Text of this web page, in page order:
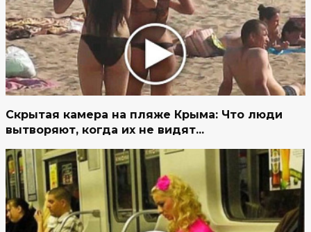
Скрытая камера на пляже Крыма: Что люди
вытворяют, когда их не видят...